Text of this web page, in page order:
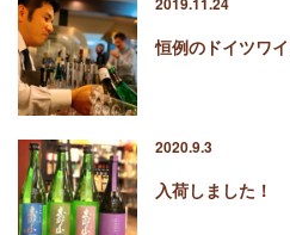
恒例のドイツワ
2020.9.3
入荷しました！